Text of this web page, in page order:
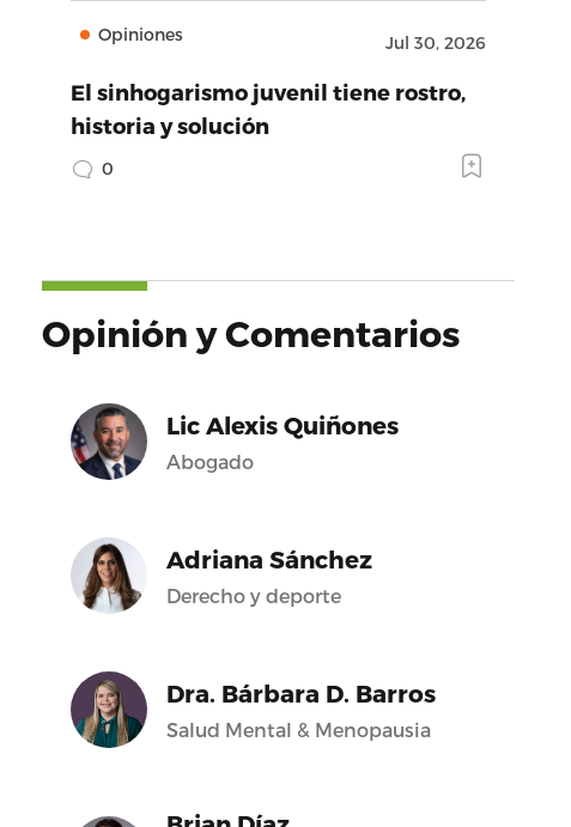
Opiniones Jul 30, 2026
El sinhogarismo juvenil tiene rostro,
historia y solución
0
Opinión y Comentarios
Lic Alexis Quiñones
Abogado
Adriana Sánchez
Derecho y deporte
Dra. Bárbara D. Barros
Salud Mental & Menopausia